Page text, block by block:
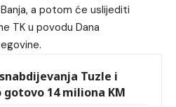
a potom će uslijediti
TK u povodu Dana
Tuzle i
14 miliona KM